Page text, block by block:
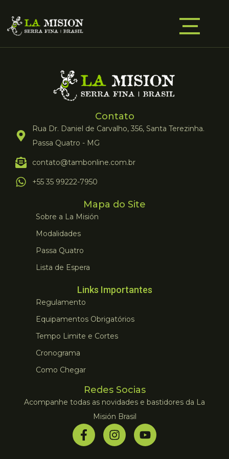
Contato
Rua Dr. Daniel de Carvalho, 356, Santa Terezinha.
Passa Quatro - MG
contato@tambonline.com.br
+55 35 99222-7950
Mapa do Site
Sobre a La Misión
Modalidades
Passa Quatro
Lista de Espera
Links Importantes
Regulamento
Equipamentos Obrigatórios
Tempo Limite e Cortes
Cronograma
Como Chegar
Redes Socias
Acompanhe todas as novidades e bastidores da La
Misión Brasil